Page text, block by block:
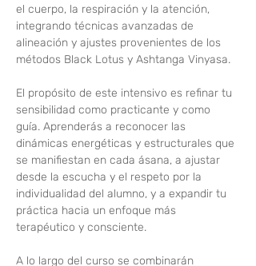
el cuerpo, la respiración y la atención,
integrando técnicas avanzadas de
alineación y ajustes provenientes de los
métodos Black Lotus y Ashtanga Vinyasa.
El propósito de este intensivo es refinar tu
sensibilidad como practicante y como
guía. Aprenderás a reconocer las
dinámicas energéticas y estructurales que
se manifiestan en cada ásana, a ajustar
desde la escucha y el respeto por la
individualidad del alumno, y a expandir tu
práctica hacia un enfoque más
terapéutico y consciente.
A lo largo del curso se combinarán